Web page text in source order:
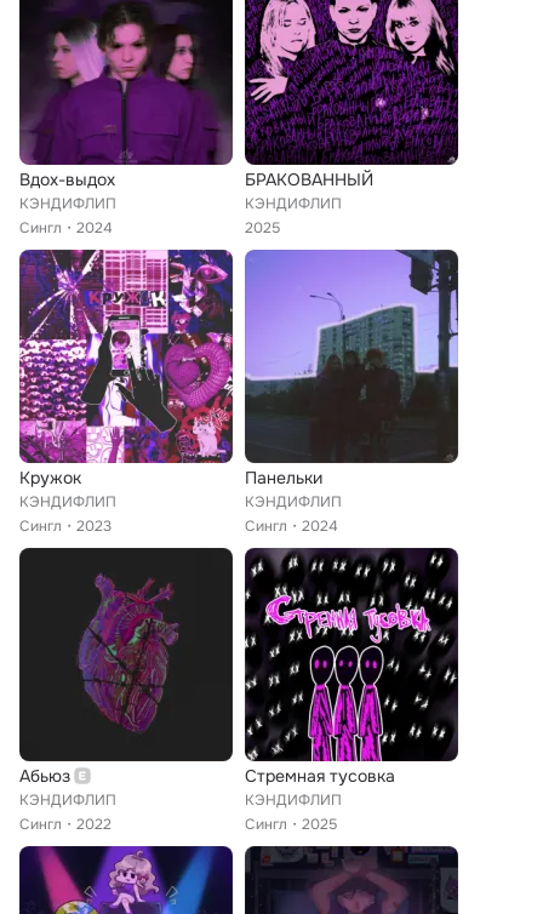
Вдох-выдох
КЭНДИФЛИП
Сингл
2024
БРАКОВАННЫЙ
КЭНДИФЛИП
2025
Кружок
КЭНДИФЛИП
Сингл
2023
Панельки
КЭНДИФЛИП
Сингл
2024
Абьюз
КЭНДИФЛИП
Сингл
2022
Стремная тусовка
КЭНДИФЛИП
Сингл
2025